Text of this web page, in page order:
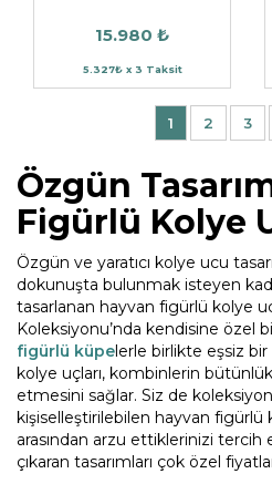
15.980 ₺
5.327₺ x 3 Taksit
1 2 3
Özgün
Figürlü Kolye
Özgün ve yaratıcı kolye ucu
dokunuşta bulunmak isteyen
tasarlanan hayvan figürlü kolye
Koleksiyonu’nda kendisine özel
figürlü küpelerle birlikte eşsiz
kolye uçları, kombinlerin
etmesini sağlar. Siz de
kişiselleştirilebilen hayvan figürlü
arasından arzu ettiklerinizi tercih
çıkaran tasarımları çok özel